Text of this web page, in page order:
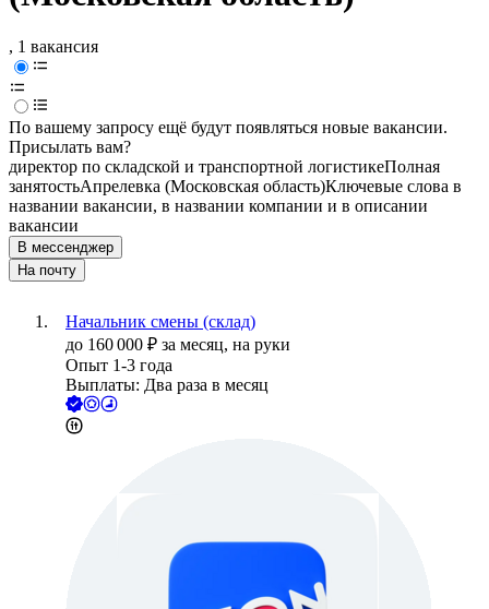
, 1 вакансия
По вашему запросу ещё будут появляться новые вакансии.
Присылать вам?
директор по складской и транспортной логистикеПолная
занятостьАпрелевка (Московская область)Ключевые слова в
названии вакансии, в названии компании и в описании
вакансии
В мессенджер
На почту
Начальник смены (склад)
до 160 000 ₽ за месяц, на руки
Опыт 1-3 года
Выплаты: Два раза в месяц